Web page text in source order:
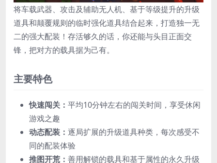
将车载武器、攻击及辅助无人机、基于等级提升的升级
道具和颠覆规则的临时强化道具结合起来，打造独一无
二的强大配装！存活够久的话，你还能与头目正面交
锋，把对方的载具据为己有。
主要特色
快速闯关： 平均10分钟左右的闯关时间，享受休闲
游戏之趣
动态配装： 逐局扩展的升级道具种类，每次感受不
同的配装体验
推图开荒： 善用解锁的载具和基于属性的永久升级